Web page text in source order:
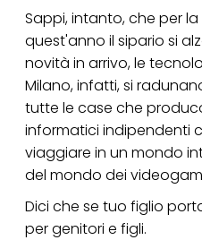
Sappi, intanto, che per
quest'anno il sipario si
novità in arrivo, le
Milano, infatti, si
tutte le case che
informatici indipendenti
viaggiare in un mondo
del mondo dei
Dici che se tuo figlio
per genitori e figli.